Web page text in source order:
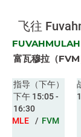
飞往
富瓦穆拉（
指导（下午）
下午 15:05 -
16:30
MLE
/ FVM